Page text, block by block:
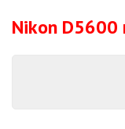
Nikon D5600